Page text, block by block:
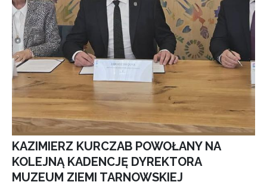
KAZIMIERZ KURCZAB POWOŁANY NA
KOLEJNĄ KADENCJĘ DYREKTORA
MUZEUM ZIEMI TARNOWSKIEJ